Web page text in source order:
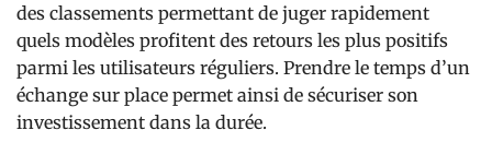
des classements permettant de juger rapidement
quels modèles profitent des retours les plus positifs
parmi les utilisateurs réguliers. Prendre le temps d’un
échange sur place permet ainsi de sécuriser son
investissement dans la durée.